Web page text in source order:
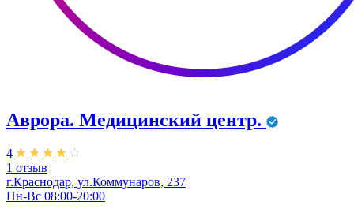
Аврора. Медицинский центр.
4
1 отзыв
г.Краснодар, ул.Коммунаров, 237
Пн-Вс 08:00-20:00